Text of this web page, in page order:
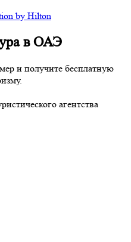
by Hilton
в ОАЭ
и получите бесплатную
агентства